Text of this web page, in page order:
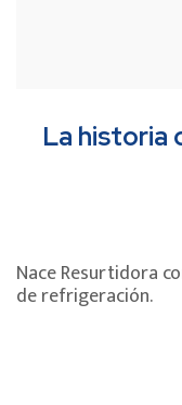
La historia
Nace Resurtidora
de refrigeración.